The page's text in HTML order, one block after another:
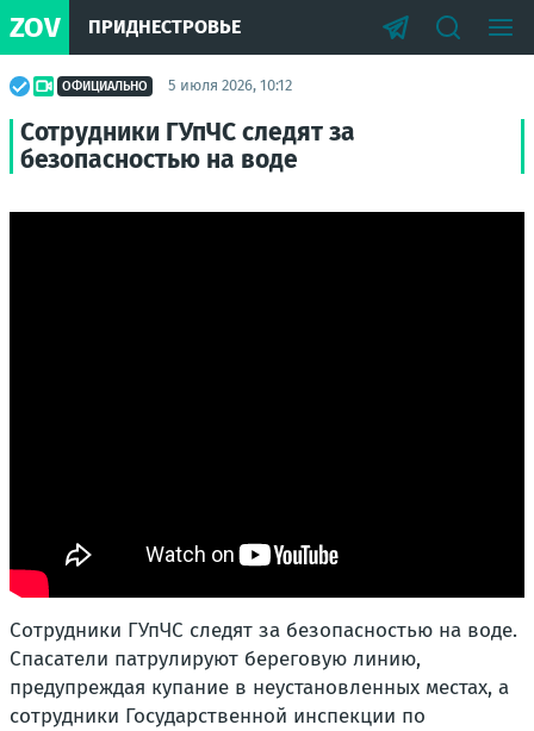
ZOV ПРИДНЕСТРОВЬЕ
ОФИЦИАЛЬНО 5 июля 2026, 10:12
Сотрудники ГУпЧС следят за
безопасностью на воде
Сотрудники ГУпЧС следят за безопасностью на воде.
Спасатели патрулируют береговую линию,
предупреждая купание в неустановленных местах, а
сотрудники Государственной инспекции по